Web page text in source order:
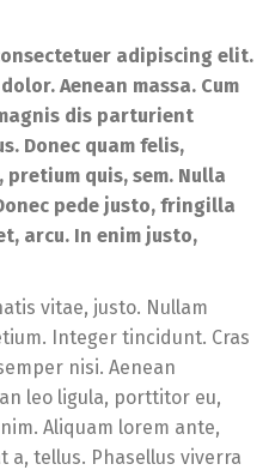
adipiscing elit.
Aenean massa. Cum
dis parturient
Donec quam felis,
quis, sem. Nulla
pede justo, fringilla
arcu. In enim justo,
vitae, justo. Nullam
Integer tincidunt. Cras
nisi. Aenean
leo ligula, porttitor eu,
Aliquam lorem ante,
a, tellus. Phasellus viverra